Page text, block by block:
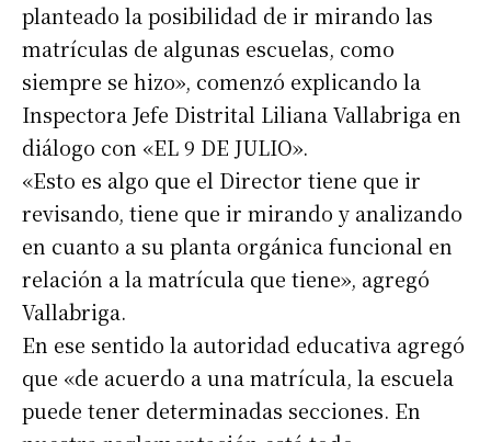
planteado la posibilidad de ir mirando las
matrículas de algunas escuelas, como
siempre se hizo», comenzó explicando la
Inspectora Jefe Distrital Liliana Vallabriga en
diálogo con «EL 9 DE JULIO».
«Esto es algo que el Director tiene que ir
revisando, tiene que ir mirando y analizando
en cuanto a su planta orgánica funcional en
relación a la matrícula que tiene», agregó
Vallabriga.
En ese sentido la autoridad educativa agregó
que «de acuerdo a una matrícula, la escuela
puede tener determinadas secciones. En